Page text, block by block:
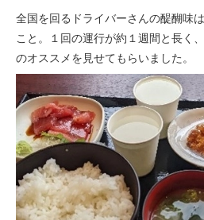
全国を回るドライバーさんの醍醐味
こと。１回の運行が約１週間と長く
のオススメを見せてもらいました。